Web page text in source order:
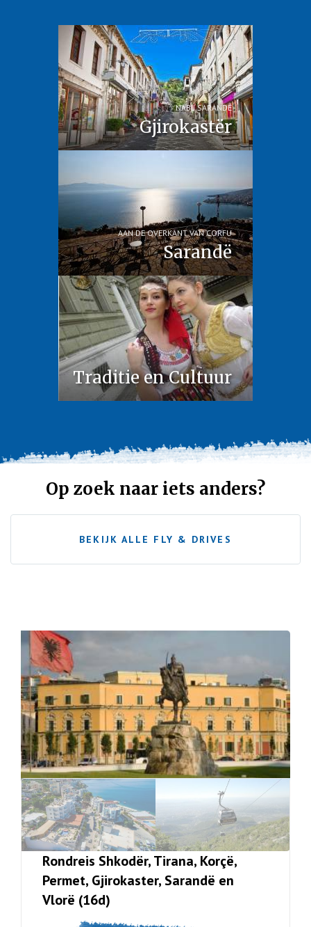
Gjirokastër
NABIJ SARANDË
Sarandë
AAN DE OVERKANT VAN CORFU
Traditie en Cultuur
Op zoek naar iets anders?
BEKIJK ALLE FLY & DRIVES
Rondreis Shkodër, Tirana, Korçë,
Permet, Gjirokaster, Sarandë en
Vlorë (16d)